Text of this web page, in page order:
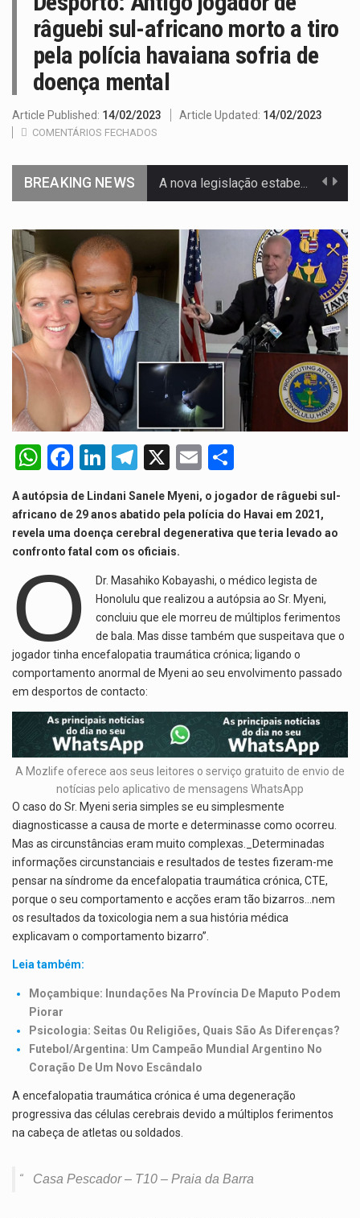
râguebi sul-africano morto a tiro
pela polícia havaiana sofria de
doença mental
Article Published: 14/02/2023 Article Updated: 14/02/2023
COMENTÁRIOS FECHADOS
BREAKING NEWS A nova legislação estabelece um prazo de 180 dias para…
A final coloca frente a frente duas equipas que chegaram…
De acordo com as autoridades de saúde da Faixa de…
A polícia moçambicana anunciou a detenção de mais um suspeito…
Legislação, renomeada em homenagem ao falecido senador Lindsey Graham, foi…
W
h
at
s
A
p
F
a
ce
b
o
o
k
Li
n
ke
dI
n
T
e
gr
a
m
X
E
m
ail
h
ar
e
A autópsia de Lindani Sanele Myeni, o jogador de râguebi sul-
africano de 29 anos abatido pela polícia do Havai em 2021,
revela uma doença cerebral degenerativa que teria levado ao
confronto fatal com os oficiais.
O
Dr. Masahiko Kobayashi, o médico legista de
Honolulu que realizou a autópsia ao Sr. Myeni,
concluiu que ele morreu de múltiplos ferimentos
de bala. Mas disse também que suspeitava que o
jogador tinha encefalopatia traumática crónica; ligando o
comportamento anormal de Myeni ao seu envolvimento passado
em desportos de contacto:
A Mozlife oferece aos seus leitores o serviço gratuito de envio de
notícias pelo aplicativo de mensagens WhatsApp
O caso do Sr. Myeni seria simples se eu simplesmente
diagnosticasse a causa de morte e determinasse como ocorreu.
Mas as circunstâncias eram muito complexas._Determinadas
informações circunstanciais e resultados de testes fizeram-me
pensar na síndrome da encefalopatia traumática crónica, CTE,
porque o seu comportamento e acções eram tão bizarros…nem
os resultados da toxicologia nem a sua história médica
explicavam o comportamento bizarro”.
Leia também:
Moçambique: Inundações Na Província De Maputo Podem
Piorar
Psicologia: Seitas Ou Religiões, Quais São As Diferenças?
Futebol/Argentina: Um Campeão Mundial Argentino No
Coração De Um Novo Escândalo
A encefalopatia traumática crónica é uma degeneração
progressiva das células cerebrais devido a múltiplos ferimentos
na cabeça de atletas ou soldados.
Casa Pescador – T10 – Praia da Barra